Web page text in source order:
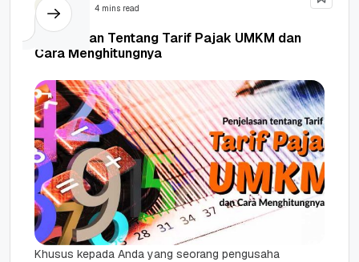
Bisnis 4 mins read
Penjelasan Tentang Tarif Pajak UMKM dan
Cara Menghitungnya
Khusus kepada Anda yang seorang pengusaha